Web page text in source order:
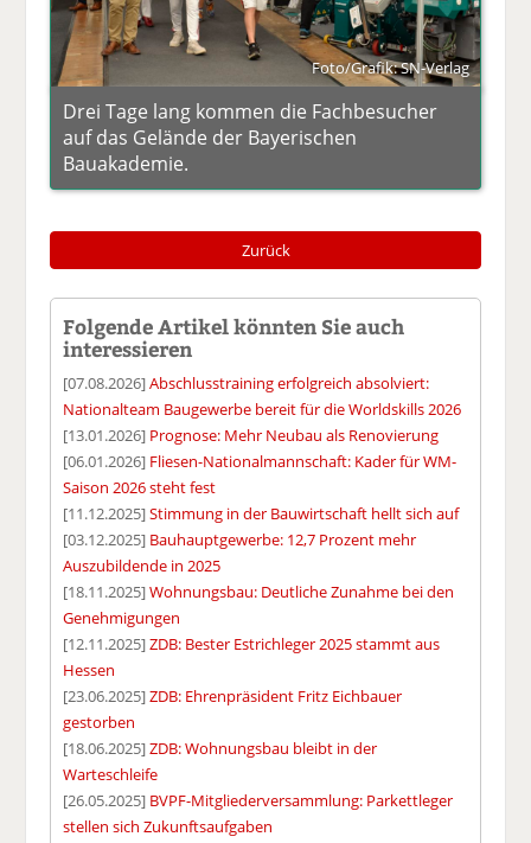
Foto/Grafik: SN-Verlag
Drei Tage lang kommen die Fachbesucher
auf das Gelände der Bayerischen
Bauakademie.
Zurück
Folgende Artikel könnten Sie auch
interessieren
[07.08.2026]Abschlusstraining erfolgreich absolviert:
Nationalteam Baugewerbe bereit für die Worldskills 2026
[13.01.2026] Prognose: Mehr Neubau als Renovierung
[06.01.2026] Fliesen-Nationalmannschaft: Kader für WM-
Saison 2026 steht fest
[11.12.2025]Stimmung in der Bauwirtschaft hellt sich auf
[03.12.2025] Bauhauptgewerbe: 12,7 Prozent mehr
Auszubildende in 2025
[18.11.2025]Wohnungsbau: Deutliche Zunahme bei den
Genehmigungen
[12.11.2025]ZDB: Bester Estrichleger 2025 stammt aus
Hessen
[23.06.2025]ZDB: Ehrenpräsident Fritz Eichbauer
gestorben
[18.06.2025]ZDB: Wohnungsbau bleibt in der
Warteschleife
[26.05.2025] BVPF-Mitgliederversammlung: Parkettleger
stellen sich Zukunftsaufgaben